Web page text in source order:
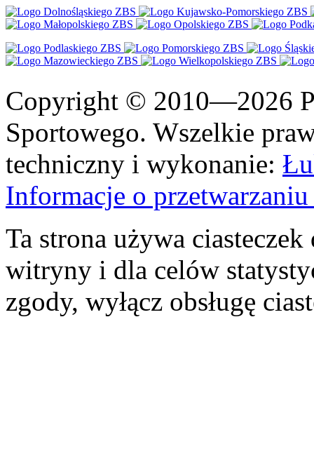
Copyright © 2010—2026
Sportowego. Wszelkie
techniczny i wykonanie:
Informacje o
Ta strona używa
witryny i dla celów
zgody, wyłącz obsługę